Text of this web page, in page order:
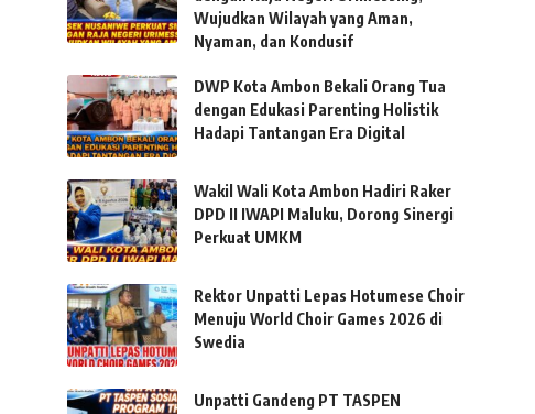
Wujudkan Wilayah yang Aman,
Nyaman, dan Kondusif
DWP Kota Ambon Bekali Orang Tua
dengan Edukasi Parenting Holistik
Hadapi Tantangan Era Digital
Wakil Wali Kota Ambon Hadiri Raker
DPD II IWAPI Maluku, Dorong Sinergi
Perkuat UMKM
Rektor Unpatti Lepas Hotumese Choir
Menuju World Choir Games 2026 di
Swedia
Unpatti Gandeng PT TASPEN